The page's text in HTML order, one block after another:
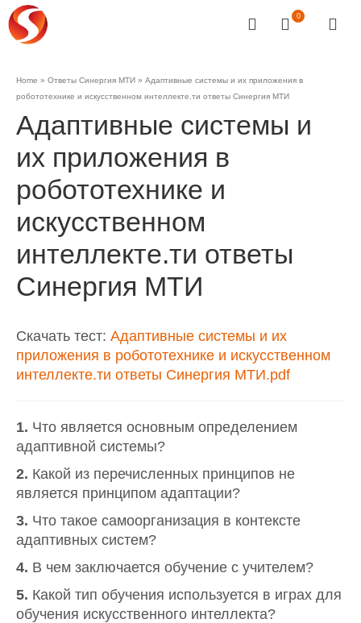
0
Home » Ответы Синергия МТИ » Адаптивные системы и их приложения в
робототехнике и искусственном интеллекте.ти ответы Синергия МТИ
Адаптивные системы и
их приложения в
робототехнике и
искусственном
интеллекте.ти ответы
Синергия МТИ
Скачать тест: Адаптивные системы и их
приложения в робототехнике и искусственном
интеллекте.ти ответы Синергия МТИ.pdf
1. Что является основным определением
адаптивной системы?
2. Какой из перечисленных принципов не
является принципом адаптации?
3. Что такое самоорганизация в контексте
адаптивных систем?
4. В чем заключается обучение с учителем?
5. Какой тип обучения используется в играх для
обучения искусственного интеллекта?